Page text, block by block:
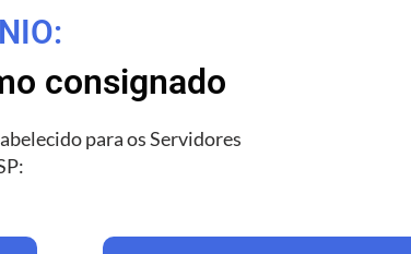
consignado
para os Servidores